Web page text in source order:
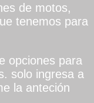
de motos,
tenemos para
opciones para
solo ingresa a
la anteción